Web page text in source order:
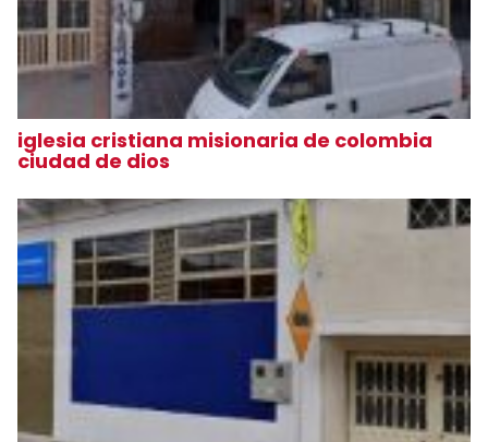
iglesia cristiana misionaria de colombia
ciudad de dios